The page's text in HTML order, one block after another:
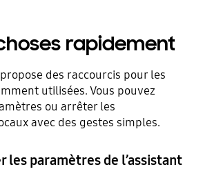
rapidement
propose des raccourcis pour les
utilisées. Vous pouvez
ou arrêter les
avec des gestes simples.
les paramètres de l’assistant